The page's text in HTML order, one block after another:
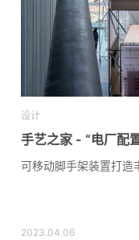
设计
手艺之家 - “电厂配
可移动脚手架装置打造
2023.04.06